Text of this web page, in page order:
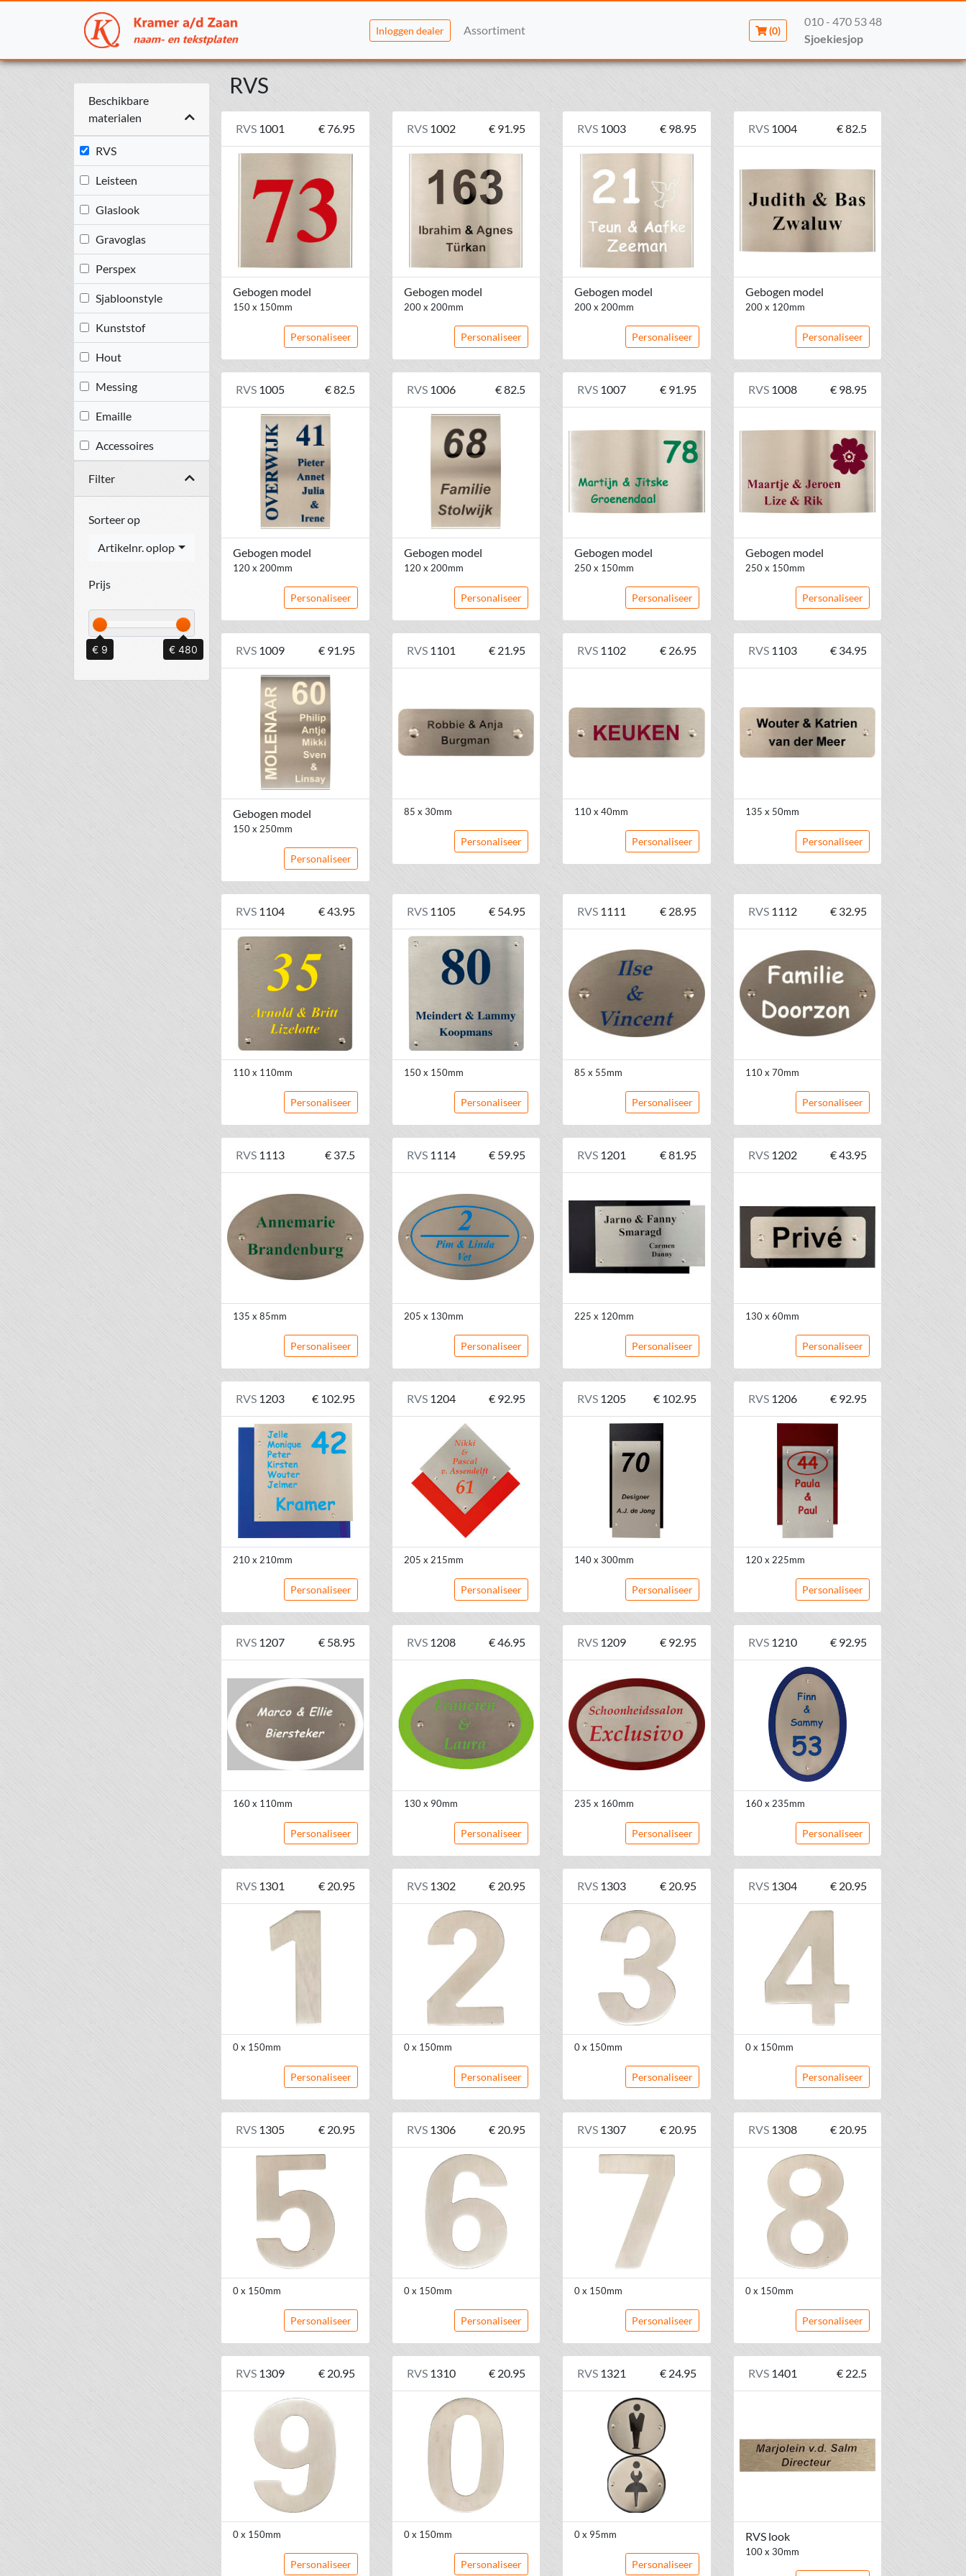
Inloggen dealer Assortiment (0)
010 - 470 53 48
Sjoekiesjop
Beschikbare
materialen
RVS
Leisteen
Glaslook
Gravoglas
Perspex
Sjabloonstyle
Kunststof
Hout
Messing
Emaille
Accessoires
Filter
Sorteer op
Artikelnr. oplopend
Prijs
€ 9 € 480
RVS
RVS 1001 € 76.95
Gebogen model
150 x 150mm
Personaliseer
RVS 1002 € 91.95
Gebogen model
200 x 200mm
Personaliseer
RVS 1003 € 98.95
Gebogen model
200 x 200mm
Personaliseer
RVS 1004 € 82.5
Gebogen model
200 x 120mm
Personaliseer
RVS 1005 € 82.5
Gebogen model
120 x 200mm
Personaliseer
RVS 1006 € 82.5
Gebogen model
120 x 200mm
Personaliseer
RVS 1007 € 91.95
Gebogen model
250 x 150mm
Personaliseer
RVS 1008 € 98.95
Gebogen model
250 x 150mm
Personaliseer
RVS 1009 € 91.95
Gebogen model
150 x 250mm
Personaliseer
RVS 1101 € 21.95
85 x 30mm
Personaliseer
RVS 1102 € 26.95
110 x 40mm
Personaliseer
RVS 1103 € 34.95
135 x 50mm
Personaliseer
RVS 1104 € 43.95
110 x 110mm
Personaliseer
RVS 1105 € 54.95
150 x 150mm
Personaliseer
RVS 1111 € 28.95
85 x 55mm
Personaliseer
RVS 1112 € 32.95
110 x 70mm
Personaliseer
RVS 1113 € 37.5
135 x 85mm
Personaliseer
RVS 1114 € 59.95
205 x 130mm
Personaliseer
RVS 1201 € 81.95
225 x 120mm
Personaliseer
RVS 1202 € 43.95
130 x 60mm
Personaliseer
RVS 1203 € 102.95
210 x 210mm
Personaliseer
RVS 1204 € 92.95
205 x 215mm
Personaliseer
RVS 1205 € 102.95
140 x 300mm
Personaliseer
RVS 1206 € 92.95
120 x 225mm
Personaliseer
RVS 1207 € 58.95
160 x 110mm
Personaliseer
RVS 1208 € 46.95
130 x 90mm
Personaliseer
RVS 1209 € 92.95
235 x 160mm
Personaliseer
RVS 1210 € 92.95
160 x 235mm
Personaliseer
RVS 1301 € 20.95
0 x 150mm
Personaliseer
RVS 1302 € 20.95
0 x 150mm
Personaliseer
RVS 1303 € 20.95
0 x 150mm
Personaliseer
RVS 1304 € 20.95
0 x 150mm
Personaliseer
RVS 1305 € 20.95
0 x 150mm
Personaliseer
RVS 1306 € 20.95
0 x 150mm
Personaliseer
RVS 1307 € 20.95
0 x 150mm
Personaliseer
RVS 1308 € 20.95
0 x 150mm
Personaliseer
RVS 1309 € 20.95
0 x 150mm
Personaliseer
RVS 1310 € 20.95
0 x 150mm
Personaliseer
RVS 1321 € 24.95
0 x 95mm
Personaliseer
RVS 1401 € 22.5
RVS look
100 x 30mm